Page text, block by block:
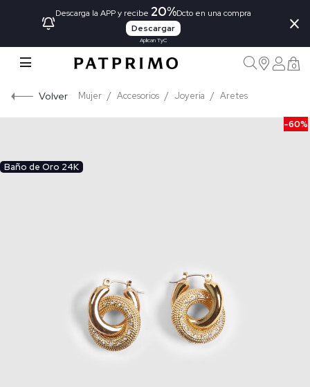
Descarga la APP y recibe 20%Dcto en una compra
Descargar
Aplican TyC
×
0
Volver Mujer Accesorios Joyeria Aretes
-60%
Baño de Oro 24K